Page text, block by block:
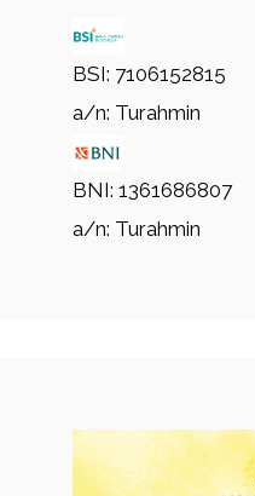
BSI: 7106152815
a/n: Turahmin
BNI: 1361686807
a/n: Turahmin